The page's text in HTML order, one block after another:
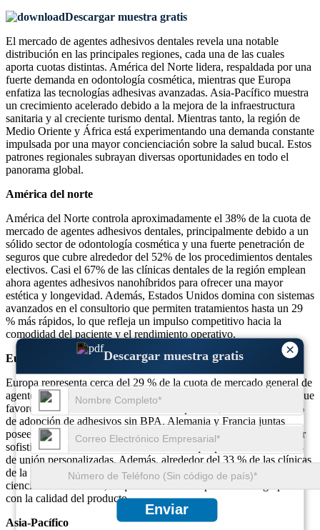
×
Descargar muestra gratis
Enviar
Descargar muestra gratis
El mercado de agentes adhesivos dentales revela una notable
distribución en las principales regiones, cada una de las cuales
aporta cuotas distintas. América del Norte lidera, respaldada por una
fuerte demanda en odontología cosmética, mientras que Europa
enfatiza las tecnologías adhesivas avanzadas. Asia-Pacífico muestra
un crecimiento acelerado debido a la mejora de la infraestructura
sanitaria y al creciente turismo dental. Mientras tanto, la región de
Medio Oriente y África está experimentando una demanda constante
impulsada por una mayor concienciación sobre la salud bucal. Estos
patrones regionales subrayan diversas oportunidades en todo el
panorama global.
América del norte
América del Norte controla aproximadamente el 38% de la cuota de
mercado de agentes adhesivos dentales, principalmente debido a un
sólido sector de odontología cosmética y una fuerte penetración de
seguros que cubre alrededor del 52% de los procedimientos dentales
electivos. Casi el 67% de las clínicas dentales de la región emplean
ahora agentes adhesivos nanohíbridos para ofrecer una mayor
estética y longevidad. Además, Estados Unidos domina con sistemas
avanzados en el consultorio que permiten tratamientos hasta un 29
% más rápidos, lo que refleja un impulso competitivo hacia la
comodidad del paciente y el rendimiento operativo.
Europa
Europa representa cerca del 29 % de la cuota de mercado general de
agentes adhesivos dentales, respaldada por estrictas regulaciones que
favorecen los sistemas de unión biocompatibles, con más del 61 %
de adopción de adhesivos sin BPA. Alemania y Francia juntas
poseen más del 45% de la participación de Europa, impulsadas por
sofisticadas colaboraciones de laboratorio que permiten soluciones
de unión personalizadas. Además, alrededor del 33 % de las clínicas
de la región ahora invierten en educación continua centrada en la
ciencia de la adhesión, lo que indica un compromiso a largo plazo
con la calidad del producto.
Asia-Pacífico